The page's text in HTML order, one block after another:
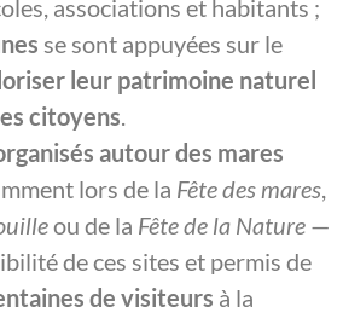
associations et habitants ;
se sont appuyées sur le
leur patrimoine naturel
citoyens.
autour des mares
lors de la Fête des mares,
ou de la Fête de la Nature —
de ces sites et permis de
de visiteurs à la